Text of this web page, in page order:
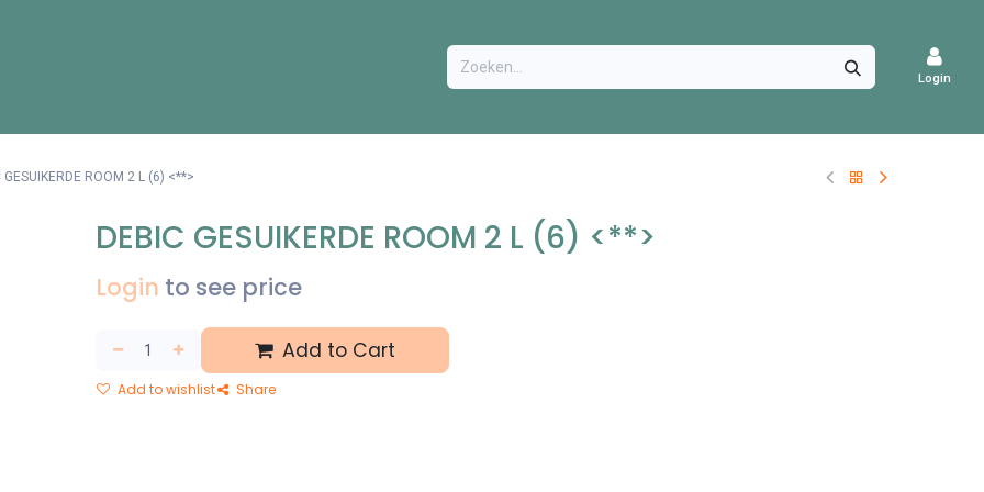
VACATURES
Login
GESUIKERDE ROOM 2 L (6) <**>
DEBIC GESUIKERDE ROOM 2 L (6) <**>
Login to see price
Add to Cart
Add to wishlist Share